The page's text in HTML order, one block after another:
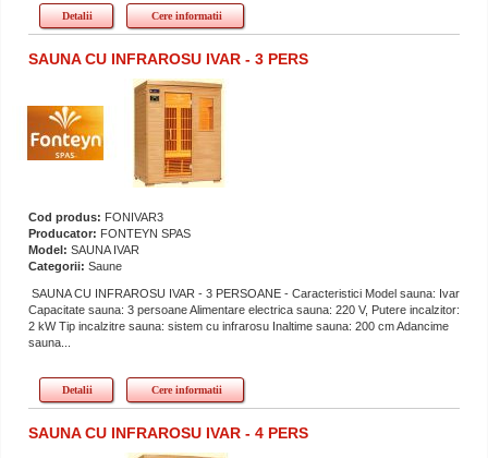
Detalii Cere informatii
SAUNA CU INFRAROSU IVAR - 3 PERS
Cod produs: FONIVAR3
Producator: FONTEYN SPAS
Model: SAUNA IVAR
Categorii: Saune
SAUNA CU INFRAROSU IVAR - 3 PERSOANE - Caracteristici Model sauna: Ivar
Capacitate sauna: 3 persoane Alimentare electrica sauna: 220 V, Putere incalzitor:
2 kW Tip incalzitre sauna: sistem cu infrarosu Inaltime sauna: 200 cm Adancime
sauna...
Detalii Cere informatii
SAUNA CU INFRAROSU IVAR - 4 PERS